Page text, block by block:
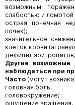
возможным
слабостью и
острая почечная
почек);
значительное
клеток крови
дефицит
Другие возможные
наблюдаться при
Часто (могут
головная боль;
головокружение;
ощущение вращения,